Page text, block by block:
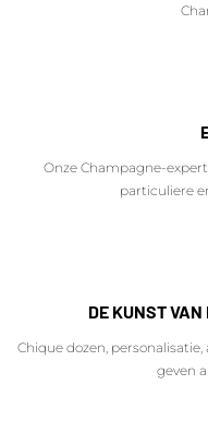
Onze Champagne-
particuliere
DE KUNST
Chique dozen,
geven